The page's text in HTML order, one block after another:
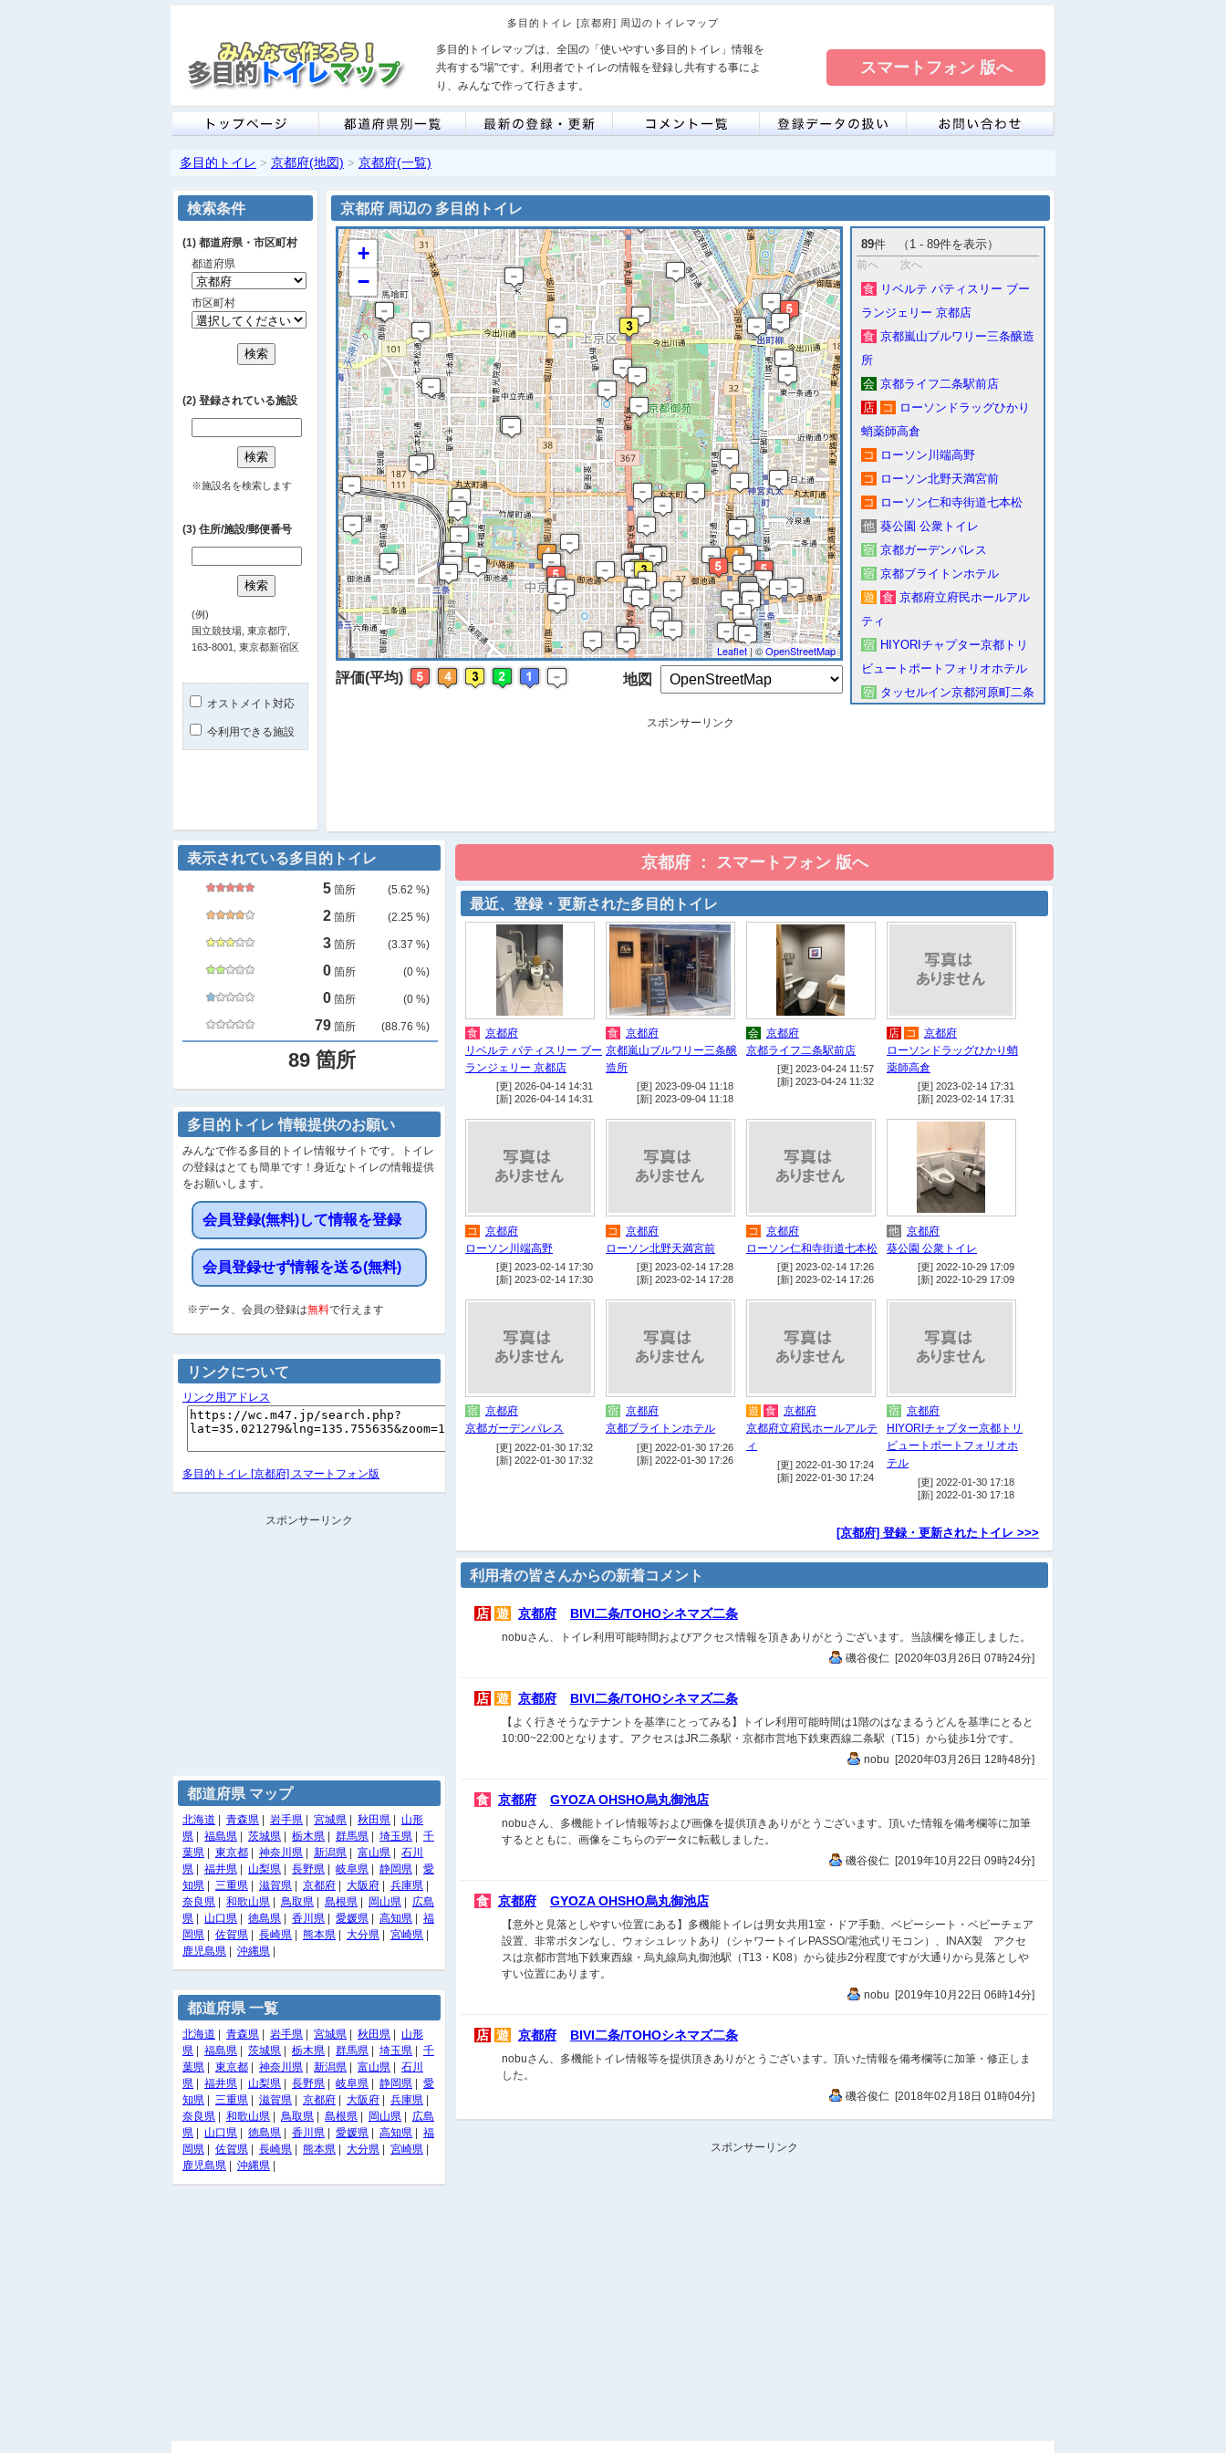
多目的トイレ [京都府] 周辺のトイレマップ
多目的トイレマップは、全国の「使いやすい多目的トイレ」情報を
共有する"場"です。利用者でトイレの情報を登録し共有する事によ
り、みんなで作って行きます。
多目的トイレ > 京都府(地図) > 京都府(一覧)
京都府 周辺の 多目的トイレ
※ マップを検索、表示中です ※
+
−
Leaflet| ©OpenStreetMap
評価(平均) 地図
89件 （1 - 89件を表示）
前へ 次へ
食
リベルテ パティスリー ブー
ランジェリー 京都店
食 京都嵐山ブルワリー三条醸造
所
会 京都ライフ二条駅前店
店
コ
ローソンドラッグひかり
蛸薬師高倉
コ
ローソン川端高野
コ
ローソン北野天満宮前
コ
ローソン仁和寺街道七本松
他 葵公園 公衆トイレ
宿 京都ガーデンパレス
宿 京都ブライトンホテル
遊 食 京都府立府民ホールアル
ティ
宿 HIYORIチャプター京都トリ
ビュートポートフォリオホテル
宿 タッセルイン京都河原町二条
ミアム
城西
ザ・セレクトン京都堀川三条
静鉄ホテルプレジオ京都四条
ヴィアイン京都四条室町
ローソン室町錦小路
遊
ウィングス京都
三井ガーデンホテル京都三条
宿
東急ステイ京都三条烏丸
松栄堂薫習館
京都国際マンガミュージアム
宿
ハートンホテル京都
静鉄ホテルプレジオ京都烏丸
御池
遊
京都文化博物館
ザ・ロイヤルパークホテル京
食京都ホテルオークラ
宿
クロスホテル京都
ホテルミュッセ京都四条河原
町名鉄
ユニゾイン京都河原町四条
宿 ザエディスターホテル京都二
条
他オリエンタル京都朱雀邸
遊 承天閣美術館
店ウエルシア京都智恵光院店
二条
店 京都トヨタ御池店
食GYOZA OHSHO烏丸御池店
（改修前）
コ ファミリーマート堀川今出川
店ケーヨーデイツー川端店
店 ライフ川端東一条店
店ライフ智恵光院店
スポンサーリンク
検索条件
(1) 都道府県・市区町村
都道府県
市区町村
(2) 登録されている施設
※施設名を検索します
(3) 住所/施設/郵便番号
(例)
国立競技場, 東京都庁,
163-8001, 東京都新宿区
オストメイト対応
今利用できる施設
最近、登録・更新された多目的トイレ
食 京都府
リベルテ パティスリー ブー
ランジェリー 京都店
[更] 2026-04-14 14:31
[新] 2026-04-14 14:31
食 京都府
京都嵐山ブルワリー三条醸
造所
[更] 2023-09-04 11:18
[新] 2023-09-04 11:18
会 京都府
京都ライフ二条駅前店
[更] 2023-04-24 11:57
[新] 2023-04-24 11:32
店 コ
京都府
ローソンドラッグひかり蛸
薬師高倉
[更] 2023-02-14 17:31
[新] 2023-02-14 17:31
コ
京都府
ローソン川端高野
[更] 2023-02-14 17:30
[新] 2023-02-14 17:30
コ
京都府
ローソン北野天満宮前
[更] 2023-02-14 17:28
[新] 2023-02-14 17:28
コ
京都府
ローソン仁和寺街道七本松
[更] 2023-02-14 17:26
[新] 2023-02-14 17:26
他 京都府
葵公園 公衆トイレ
[更] 2022-10-29 17:09
[新] 2022-10-29 17:09
宿 京都府
京都ガーデンパレス
[更] 2022-01-30 17:32
[新] 2022-01-30 17:32
宿 京都府
京都ブライトンホテル
[更] 2022-01-30 17:26
[新] 2022-01-30 17:26
遊 食 京都府
京都府立府民ホールアルテ
ィ
[更] 2022-01-30 17:24
[新] 2022-01-30 17:24
宿 京都府
HIYORIチャプター京都トリ
ビュートポートフォリオホ
テル
[更] 2022-01-30 17:18
[新] 2022-01-30 17:18
[京都府] 登録・更新されたトイレ >>>
利用者の皆さんからの新着コメント
店 遊 京都府 BIVI二条/TOHOシネマズ二条
nobuさん、トイレ利用可能時間およびアクセス情報を頂きありがとうございます。当該欄を修正しました。
磯谷俊仁 [2020年03月26日 07時24分]
店 遊 京都府 BIVI二条/TOHOシネマズ二条
【よく行きそうなテナントを基準にとってみる】トイレ利用可能時間は1階のはなまるうどんを基準にとると
10:00~22:00となります。アクセスはJR二条駅・京都市営地下鉄東西線二条駅（T15）から徒歩1分です。
nobu [2020年03月26日 12時48分]
食 京都府 GYOZA OHSHO烏丸御池店
nobuさん、多機能トイレ情報等および画像を提供頂きありがとうございます。頂いた情報を備考欄等に加筆
するとともに、画像をこちらのデータに転載しました。
磯谷俊仁 [2019年10月22日 09時24分]
食 京都府 GYOZA OHSHO烏丸御池店
【意外と見落としやすい位置にある】多機能トイレは男女共用1室・ドア手動、ベビーシート・ベビーチェア
設置、非常ボタンなし、ウォシュレットあり（シャワートイレPASSO/電池式リモコン）、INAX製 アクセ
スは京都市営地下鉄東西線・烏丸線烏丸御池駅（T13・K08）から徒歩2分程度ですが大通りから見落としや
すい位置にあります。
nobu [2019年10月22日 06時14分]
店 遊 京都府 BIVI二条/TOHOシネマズ二条
nobuさん、多機能トイレ情報等を提供頂きありがとうございます。頂いた情報を備考欄等に加筆・修正しま
した。
磯谷俊仁 [2018年02月18日 01時04分]
スポンサーリンク
表示されている多目的トイレ
5 箇所 (5.62 %)
2 箇所 (2.25 %)
3 箇所 (3.37 %)
0 箇所 (0 %)
0 箇所 (0 %)
79 箇所 (88.76 %)
89 箇所
多目的トイレ 情報提供のお願い
みんなで作る多目的トイレ情報サイトです。トイレ
の登録はとても簡単です！身近なトイレの情報提供
をお願いします。
会員登録(無料)して情報を登録
会員登録せず情報を送る(無料)
※データ、会員の登録は無料で行えます
リンクについて
リンク用アドレス
多目的トイレ [京都府] スマートフォン版
スポンサーリンク
都道府県 マップ
北海道 青森県 岩手県 宮城県 秋田県
山形
県
福島県 茨城県 栃木県 群馬県 埼玉県
千
葉県
東京都 神奈川県 新潟県 富山県
石川
県
福井県 山梨県 長野県 岐阜県 静岡県
愛
知県
三重県 滋賀県 京都府 大阪府 兵庫県
奈良県
和歌山県 鳥取県 島根県 岡山県
広島
県
山口県 徳島県 香川県 愛媛県 高知県
福
岡県
佐賀県 長崎県 熊本県 大分県 宮崎県
鹿児島県
沖縄県
都道府県 一覧
北海道 | 青森県 | 岩手県 | 宮城県 | 秋田県 | 山形
県 | 福島県 | 茨城県 | 栃木県 | 群馬県 | 埼玉県 | 千
葉県 | 東京都 | 神奈川県 | 新潟県 | 富山県 | 石川
県 | 福井県 | 山梨県 | 長野県 | 岐阜県 | 静岡県 | 愛
知県 | 三重県 | 滋賀県 | 京都府 | 大阪府 | 兵庫県 |
奈良県 | 和歌山県 | 鳥取県 | 島根県 | 岡山県 | 広島
県 | 山口県 | 徳島県 | 香川県 | 愛媛県 | 高知県 | 福
岡県 | 佐賀県 | 長崎県 | 熊本県 | 大分県 | 宮崎県 |
鹿児島県 | 沖縄県 |